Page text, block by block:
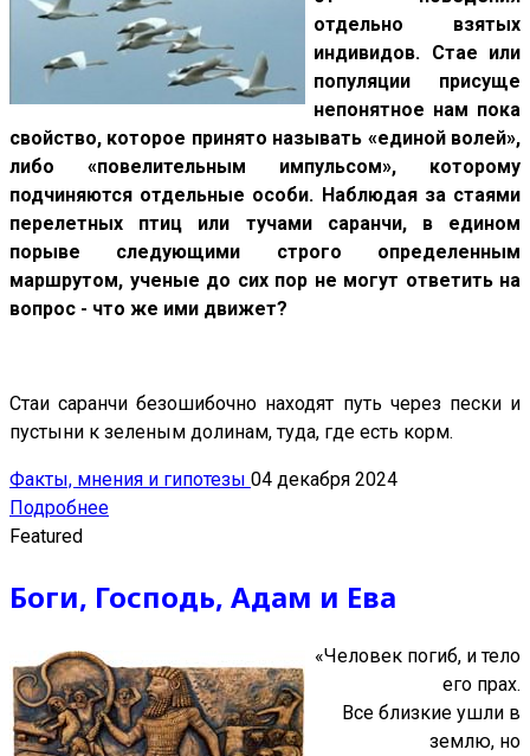
отдельно взятых
индивидов. Стае или
популяции присуще
непонятное нам пока
свойство, которое принято называть «единой волей»,
либо «повелительным импульсом», которому
подчиняются отдельные особи. Наблюдая за стаями
перелетных птиц или тучами саранчи, в едином
порыве следующими строго определенным
маршрутом, ученые до сих пор не могут ответить на
вопрос - что же ими движет?
Стаи саранчи безошибочно находят путь через пески и
пустыни к зеленым долинам, туда, где есть корм.
Факты, мнения и гипотезы 04 декабря 2024
Подробнее
Featured
Боги, Господь, Адам и Ева
«Человек погиб, и тело
его прах.
Все близкие ушли в
землю, но